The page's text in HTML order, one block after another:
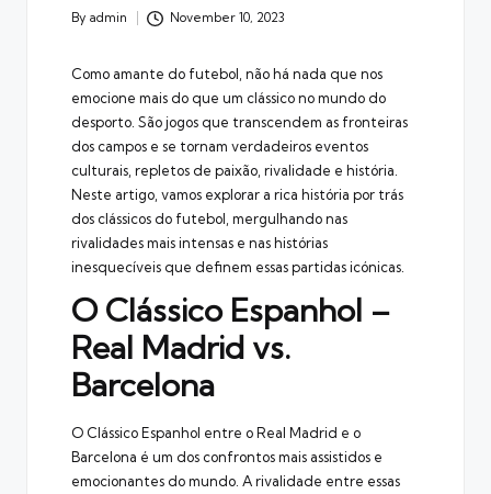
Posted
By admin November 10, 2023
Como amante do futebol, não há nada que nos
emocione mais do que um clássico no mundo do
desporto. São jogos que transcendem as fronteiras
dos campos e se tornam verdadeiros eventos
culturais, repletos de paixão, rivalidade e história.
Neste artigo, vamos explorar a rica história por trás
dos clássicos do futebol, mergulhando nas
rivalidades mais intensas e nas histórias
inesquecíveis que definem essas partidas icónicas.
O Clássico Espanhol –
Real Madrid vs.
Barcelona
O Clássico Espanhol entre o Real Madrid e o
Barcelona é um dos confrontos mais assistidos e
emocionantes do mundo. A rivalidade entre essas